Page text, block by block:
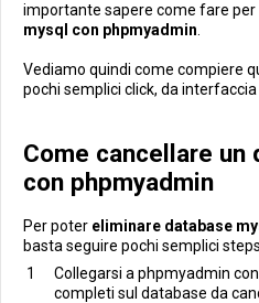
importante sapere come fare per
mysql con phpmyadmin
Vediamo quindi come compiere
pochi semplici click, da
Come cancellare un
con phpmyadmin
Per poter eliminare database
basta seguire pochi semplici
Collegarsi a phpmyadmin
completi sul database da